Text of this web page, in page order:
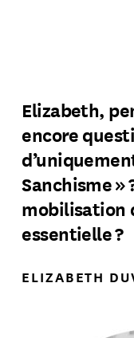
Elizabeth,
encore
Sanchisme »
mobilisation
essentielle ?
ELIZABETH